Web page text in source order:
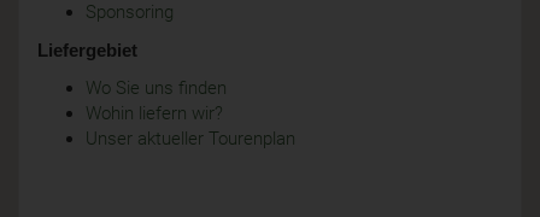
Sponsoring
Liefergebiet
Wo Sie uns finden
Wohin liefern wir?
Unser aktueller Tourenplan